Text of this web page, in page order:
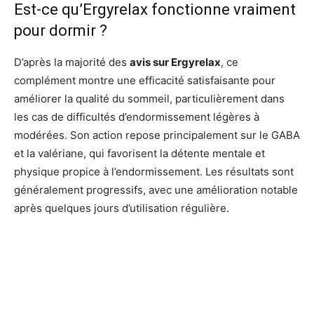
Est-ce qu’Ergyrelax fonctionne vraiment
pour dormir ?
D’après la majorité des avis sur Ergyrelax, ce
complément montre une efficacité satisfaisante pour
améliorer la qualité du sommeil, particulièrement dans
les cas de difficultés d’endormissement légères à
modérées. Son action repose principalement sur le GABA
et la valériane, qui favorisent la détente mentale et
physique propice à l’endormissement. Les résultats sont
généralement progressifs, avec une amélioration notable
après quelques jours d’utilisation régulière.